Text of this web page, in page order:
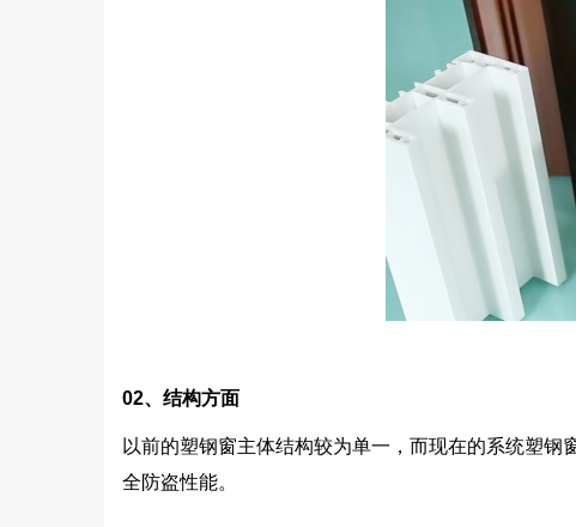
02、结构方面
以前的塑钢窗主体结构较为单一，而现在的系统塑
全防盗性能。